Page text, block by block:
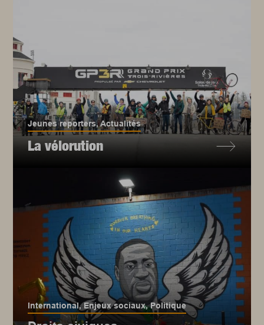
Jeunes reporters,Actualités
La vélorution
International,Enjeux sociaux,Politique